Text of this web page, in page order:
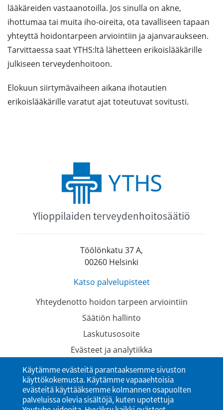
lääkäreiden vastaanotoilla. Jos sinulla on akne,
ihottumaa tai muita iho-oireita, ota tavalliseen tapaan
yhteyttä hoidontarpeen arviointiin ja ajanvaraukseen.
Tarvittaessa saat YTHS:ltä lähetteen erikoislääkärille
julkiseen terveydenhoitoon.
Elokuun siirtymävaiheen aikana ihotautien
erikoislääkärille varatut ajat toteutuvat sovitusti.
Ylioppilaiden terveydenhoitosäätiö
Töölönkatu 37 A,
00260 Helsinki
Katso palvelupisteet
Yhteydenotto hoidon tarpeen arviointiin
Säätiön hallinto
Laskutusosoite
Evästeet ja analytiikka
Tietosuojaselosteet
Saavutettavuusseloste
Käytämme evästeitä parantaaksemme sivuston
käyttökokemusta. Käytämme vapaaehtoisia
evästeitä käyttääksemme kolmannen osapuolten
palveluissa olevia sisältöjä, kuten upotettuja